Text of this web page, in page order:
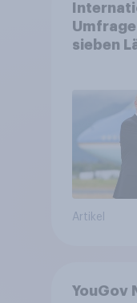
sieben
Artikel
YouGov